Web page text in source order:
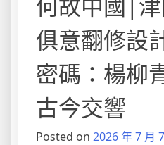
俱意翻修設
密碼：楊柳
古今交響
Posted on 2026 年 7 月